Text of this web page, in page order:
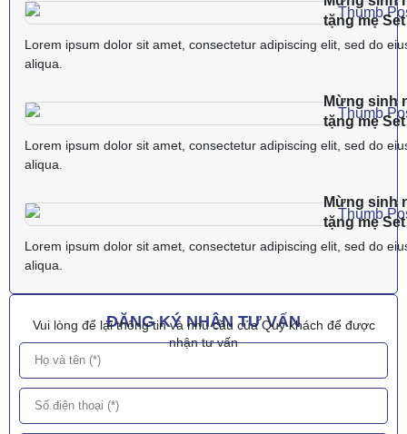
tặng mẹ
Lorem ipsum dolor sit amet, consectetur adipiscing elit, sed do
aliqua.
Mừng sinh
tặng mẹ
Lorem ipsum dolor sit amet, consectetur adipiscing elit, sed do
aliqua.
Mừng sinh
tặng mẹ
Lorem ipsum dolor sit amet, consectetur adipiscing elit, sed do
aliqua.
ĐĂNG KÝ NHẬN TƯ VẤN
Vui lòng để lại thông tin và nhu cầu của Quý khách để được
nhận tư vấn